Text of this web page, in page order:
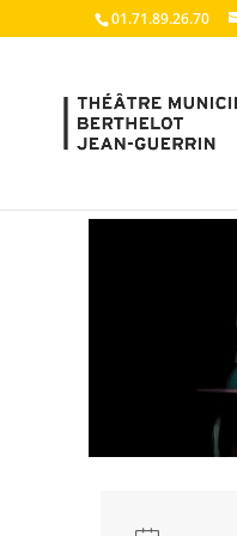
01.71.89.26.70